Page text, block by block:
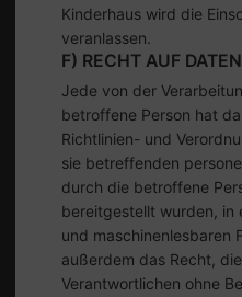
Kinderhaus wird die
veranlassen.
F) RECHT AUF
Jede von der
betroffene Person hat
Richtlinien- und
sie betreffenden
durch die betroffene
bereitgestellt wurden, in
und maschinenlesbaren
außerdem das Recht,
Verantwortlichen ohne